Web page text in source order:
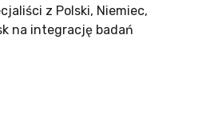
z Polski, Niemiec,
na integrację badań